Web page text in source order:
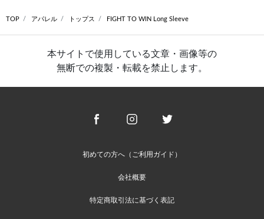
TOP アパレル トップス FIGHT TO WIN Long Sleeve
本サイトで使用している文章・画像等の
無断での複製・転載を禁止します。
初めての方へ（ご利用ガイド）
会社概要
特定商取引法に基づく表記